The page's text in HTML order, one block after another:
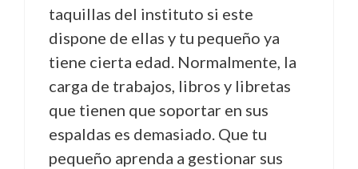
taquillas del instituto si este
dispone de ellas y tu pequeño ya
tiene cierta edad. Normalmente, la
carga de trabajos, libros y libretas
que tienen que soportar en sus
espaldas es demasiado. Que tu
pequeño aprenda a gestionar sus